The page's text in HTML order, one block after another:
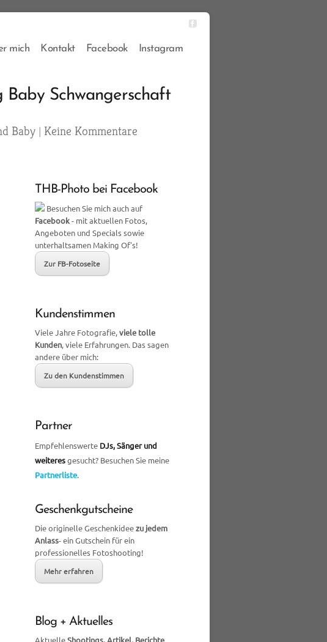
mich Kontakt Facebook Instagram
Baby Schwangerschaft
Baby| Keine Kommentare
THB-Photo bei Facebook
Besuchen Sie mich auch auf
Facebook- mit aktuellen Fotos,
Angeboten und Specials sowie
unterhaltsamen Making Of's!
Zur FB-Fotoseite
Kundenstimmen
Viele Jahre Fotografie,viele tolle
Kunden, viele Erfahrungen. Das sagen
andere über mich:
Zu den Kundenstimmen
Partner
Empfehlenswerte DJs, Sänger und
weiteresgesucht? Besuchen Sie meine
Partnerliste.
Geschenkgutscheine
Die originelle Geschenkideezu jedem
Anlass- ein Gutschein für ein
professionelles Fotoshooting!
Mehr erfahren
Blog + Aktuelles
AktuelleShootings, Artikel, Berichte